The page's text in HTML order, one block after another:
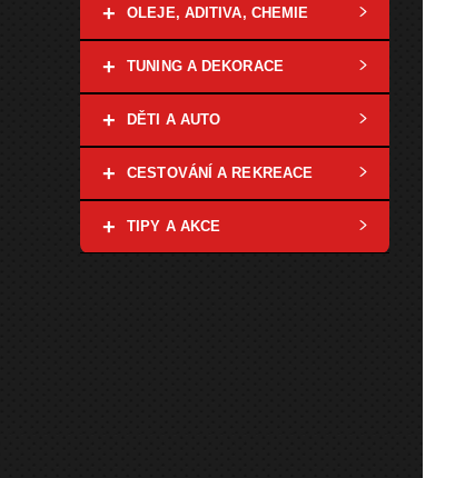
+ OLEJE, ADITIVA, CHEMIE
+ TUNING A DEKORACE
+ DĚTI A AUTO
+ CESTOVÁNÍ A REKREACE
+ TIPY A AKCE